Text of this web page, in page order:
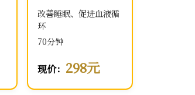
改善睡眠、促进血液循
环
70分钟
现价： 298元